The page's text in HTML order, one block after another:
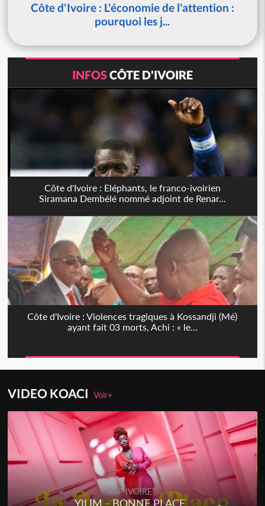
Côte d'Ivoire : L'économie de l'attention :
pourquoi les j...
INFOSCÔTE D'IVOIRE
Côte d'Ivoire : Eléphants, le franco-ivoirien
Siramana Dembélé nommé adjoint de Renar...
Côte d'Ivoire : Violences tragiques à Kossandji (Mé)
ayant fait 03 morts, Achi : « le...
VIDEO KOACIVoir+
RAP IVOIRE
YILIM - BONNE PLACE